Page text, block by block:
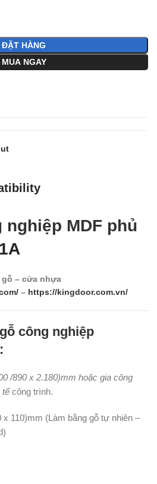
ĐẶT HÀNG
MUA NGAY
MDF phủ
gỗ – cửa nhựa
– https://kingdoor.com.vn/
công nghiệp
/890 x 2.180)mm hoặc gia công
tếcông trình.
x 110)mm (Làm bằng gỗ tự nhiên –